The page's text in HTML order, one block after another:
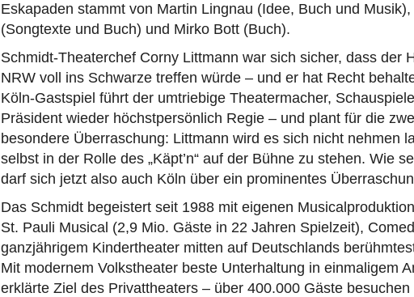
Eskapaden stammt von Martin Lingnau (Idee, Buch und
(Songtexte und Buch) und Mirko Bott (Buch).
Schmidt-Theaterchef Corny Littmann war sich sicher, dass der
NRW voll ins Schwarze treffen würde – und er hat Recht
Köln-Gastspiel führt der umtriebige Theatermacher,
Präsident wieder höchstpersönlich Regie – und plant für die
besondere Überraschung: Littmann wird es sich nicht nehmen
selbst in der Rolle des „Käpt’n“ auf der Bühne zu stehen. Wie
darf sich jetzt also auch Köln über ein prominentes
Das Schmidt begeistert seit 1988 mit eigenen
St. Pauli Musical (2,9 Mio. Gäste in 22 Jahren Spielzeit),
ganzjährigem Kindertheater mitten auf Deutschlands
Mit modernem Volkstheater beste Unterhaltung in einmaligem
erklärte Ziel des Privattheaters – über 400.000 Gäste